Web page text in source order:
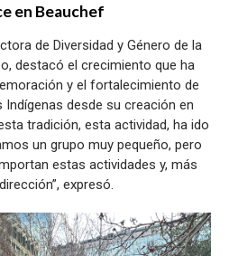
en Beauchef
de Diversidad y Género de la
destacó el crecimiento que ha
y el fortalecimiento de
Indígenas desde su creación en
tradición, esta actividad, ha ido
un grupo muy pequeño, pero
estas actividades y, más
expresó.